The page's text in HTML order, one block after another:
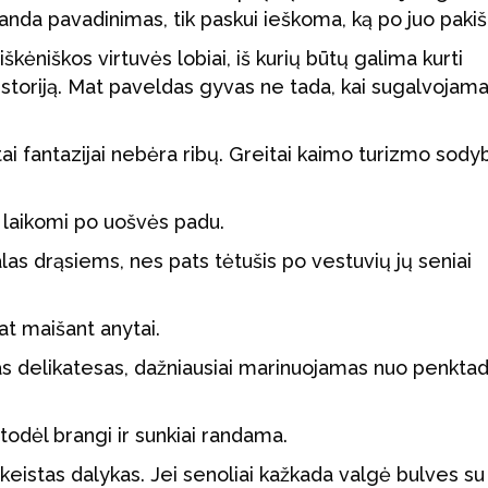
pavadinimas, tik paskui ieškoma, ką po juo
virtuvės lobiai, iš kurių būtų galima kurti
Mat paveldas gyvas ne tada, kai
fantazijai nebėra ribų. Greitai kaimo turizmo
po uošvės padu.
drąsiems, nes pats tėtušis po vestuvių jų seniai
maišant anytai.
delikatesas, dažniausiai marinuojamas nuo
brangi ir sunkiai randama.
dalykas. Jei senoliai kažkada valgė bulves su